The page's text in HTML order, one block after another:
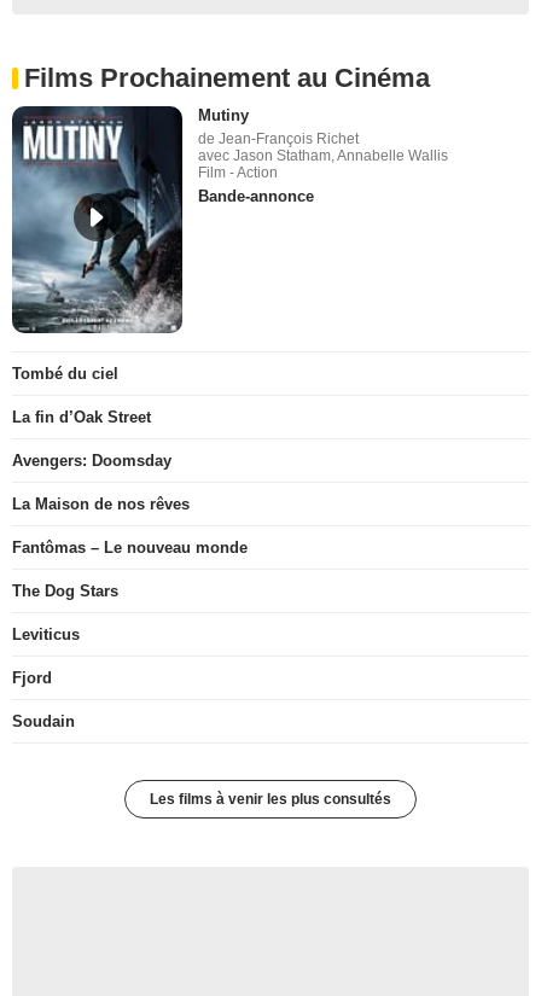
Films Prochainement au Cinéma
Mutiny
de Jean-François Richet
avec Jason Statham, Annabelle Wallis
Film - Action
Bande-annonce
Tombé du ciel
La fin d’Oak Street
Avengers: Doomsday
La Maison de nos rêves
Fantômas – Le nouveau monde
The Dog Stars
Leviticus
Fjord
Soudain
Les films à venir les plus consultés